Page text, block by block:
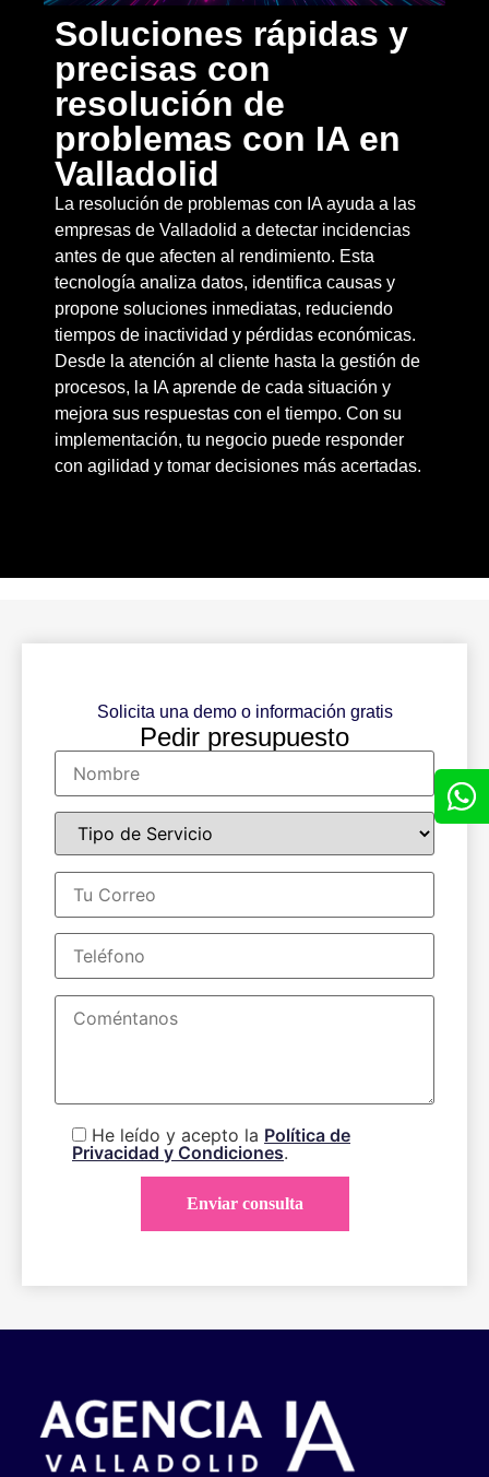
Soluciones rápidas y
precisas con
resolución de
problemas con IA en
Valladolid
La resolución de problemas con IA ayuda a las
empresas de Valladolid a detectar incidencias
antes de que afecten al rendimiento. Esta
tecnología analiza datos, identifica causas y
propone soluciones inmediatas, reduciendo
tiempos de inactividad y pérdidas económicas.
Desde la atención al cliente hasta la gestión de
procesos, la IA aprende de cada situación y
mejora sus respuestas con el tiempo. Con su
implementación, tu negocio puede responder
con agilidad y tomar decisiones más acertadas.
Solicita una demo o información gratis
Pedir presupuesto
He leído y acepto la Política de
Privacidad y Condiciones.